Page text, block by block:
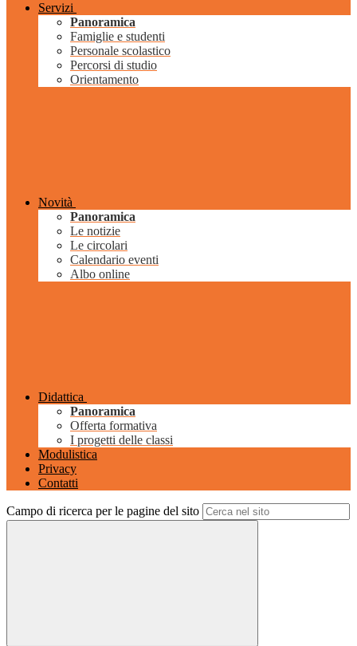
Servizi
Panoramica
Famiglie e studenti
Personale scolastico
Percorsi di studio
Orientamento
Novità
Panoramica
Le notizie
Le circolari
Calendario eventi
Albo online
Didattica
Panoramica
Offerta formativa
I progetti delle classi
Modulistica
Privacy
Contatti
Campo di ricerca per le pagine del sito